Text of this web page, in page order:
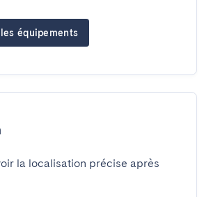
équipements
la localisation précise après